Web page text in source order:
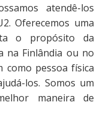
atendê-los
Oferecemos uma
o propósito da
na Finlândia ou no
pessoa física
los. Somos um
maneira de